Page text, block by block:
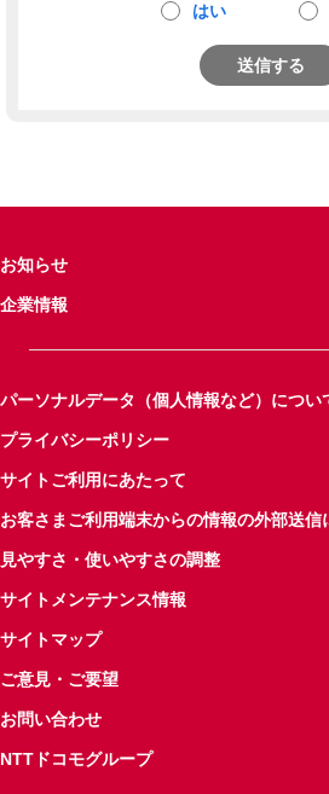
はい
送信する
お知らせ
企業情報
パーソナルデータ（個人情報など）につい
プライバシーポリシー
サイトご利用にあたって
お客さまご利用端末からの情報の外部送信
見やすさ・使いやすさの調整
サイトメンテナンス情報
サイトマップ
ご意見・ご要望
お問い合わせ
NTTドコモグループ